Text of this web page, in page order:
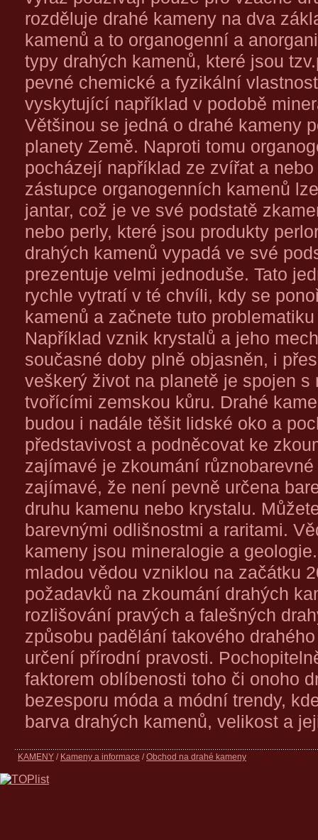
rozděluje drahé kameny na dva
kamenů a to organogenní a
typy drahých kamenů, které jsou
pevné chemické a fyzikální
vyskytující například v podobě
Většinou se jedná o drahé kameny
planety Země. Naproti tomu
pocházejí například ze zvířat a
zástupce organogenních kamenů
jantar, což je ve své podstatě
nebo perly, které jsou produkty
drahých kamenů vypadá ve své
prezentuje velmi jednoduše. Tato
rychle vytratí v té chvíli, kdy se
kamenů a začnete tuto
Například vznik krystalů a jeho
současné doby plně objasněn, i
veškerý život na planetě je spojen s
tvořícími zemskou kůru. Drahé
budou i nadále těšit lidské oko a
představivost a podněcovat ke
zajímavé je zkoumání
zajímavé, že není pevně určena
druhu kamenu nebo krystalu.
barevnými odlišnostmi a raritami.
kameny jsou mineralogie a
mladou vědou vzniklou na začátku
požadavků na zkoumání drahých
rozlišování pravých a falešných
způsobu padělání takového
určení přírodní pravosti.
faktorem oblíbenosti toho či onoho
bezesporu móda a módní trendy,
barva drahých kamenů, velikost a
KAMENY / Kameny a informace /Obchod na drahé kameny